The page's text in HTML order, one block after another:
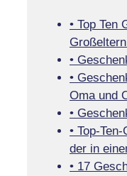
• Top Ten
•
•
Oma und
•
• Top-
der in
• 17